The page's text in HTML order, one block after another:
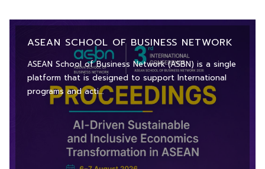
ASEAN SCHOOL OF BUSINESS NETWORK
ASEAN School of Business Network (ASBN) is a single
platform that is designed to support International
programs and acti....